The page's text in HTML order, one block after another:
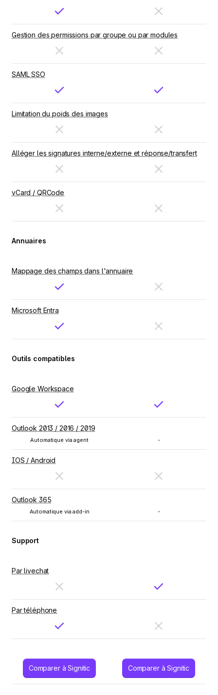
Gestion des permissions par groupe ou par modules
SAML SSO
Limitation du poids des images
Alléger les signatures interne/externe et réponse/transfert
vCard / QRCode
Annuaires
Mappage des champs dans l'annuaire
Microsoft Entra
Outils compatibles
Google Workspace
Outlook 2013 / 2016 / 2019
Automatique via agent -
IOS / Android
Outlook 365
Automatique via add-in -
Support
Par livechat
Par téléphone
Comparer à Signitic Comparer à Signitic